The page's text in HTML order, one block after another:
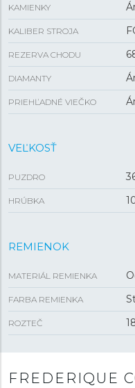
KAMIENKY
KALIBER STROJA
REZERVA CHODU
DIAMANTY
PRIEHĽADNÉ VIEČKO
VEĽKOSŤ
PUZDRO
HRÚBKA
REMIENOK
MATERIÁL REMIENKA
FARBA REMIENKA
ROZTEČ
FREDERIQUE